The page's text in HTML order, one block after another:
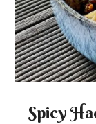
Spicy